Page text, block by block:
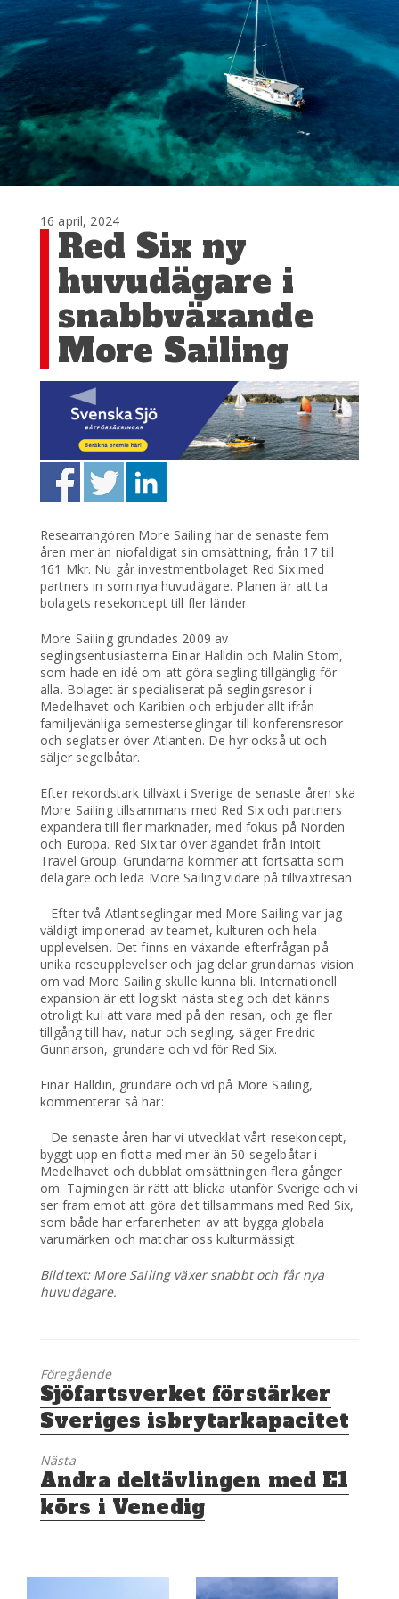
16 april, 2024
Red Six ny
huvudägare i
snabbväxande
More Sailing
Researrangören More Sailing har de senaste fem
åren mer än niofaldigat sin omsättning, från 17 till
161 Mkr. Nu går investmentbolaget Red Six med
partners in som nya huvudägare. Planen är att ta
bolagets resekoncept till fler länder.
More Sailing grundades 2009 av
seglingsentusiasterna Einar Halldin och Malin Stom,
som hade en idé om att göra segling tillgänglig för
alla. Bolaget är specialiserat på seglingsresor i
Medelhavet och Karibien och erbjuder allt ifrån
familjevänliga semesterseglingar till konferensresor
och seglatser över Atlanten. De hyr också ut och
säljer segelbåtar.
Efter rekordstark tillväxt i Sverige de senaste åren ska
More Sailing tillsammans med Red Six och partners
expandera till fler marknader, med fokus på Norden
och Europa. Red Six tar över ägandet från Intoit
Travel Group. Grundarna kommer att fortsätta som
delägare och leda More Sailing vidare på tillväxtresan.
– Efter två Atlantseglingar med More Sailing var jag
väldigt imponerad av teamet, kulturen och hela
upplevelsen. Det finns en växande efterfrågan på
unika reseupplevelser och jag delar grundarnas vision
om vad More Sailing skulle kunna bli. Internationell
expansion är ett logiskt nästa steg och det känns
otroligt kul att vara med på den resan, och ge fler
tillgång till hav, natur och segling, säger Fredric
Gunnarson, grundare och vd för Red Six.
Einar Halldin, grundare och vd på More Sailing,
kommenterar så här:
– De senaste åren har vi utvecklat vårt resekoncept,
byggt upp en flotta med mer än 50 segelbåtar i
Medelhavet och dubblat omsättningen flera gånger
om. Tajmingen är rätt att blicka utanför Sverige och vi
ser fram emot att göra det tillsammans med Red Six,
som både har erfarenheten av att bygga globala
varumärken och matchar oss kulturmässigt.
Bildtext: More Sailing växer snabbt och får nya
huvudägare.
Föregående
Föregående
inlägg:
Sjöfartsverket förstärker
Sveriges isbrytarkapacitet
Nästa
Nästa
inlägg:
Andra deltävlingen med E1
körs i Venedig